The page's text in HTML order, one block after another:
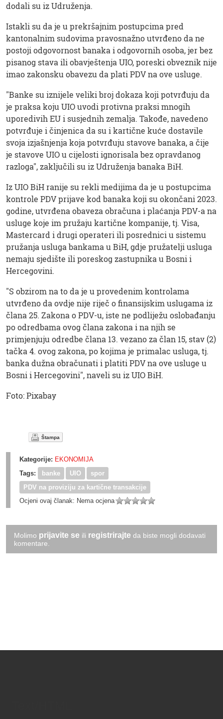
dodali su iz Udruženja.
Istakli su da je u prekršajnim postupcima pred
kantonalnim sudovima pravosnažno utvrđeno da ne
postoji odgovornost banaka i odgovornih osoba, jer bez
pisanog stava ili obavještenja UIO, poreski obveznik nije
imao zakonsku obavezu da plati PDV na ove usluge.
"Banke su iznijele veliki broj dokaza koji potvrđuju da
je praksa koju UIO uvodi protivna praksi mnogih
uporedivih EU i susjednih zemalja. Takođe, navedeno
potvrđuje i činjenica da su i kartične kuće dostavile
svoja izjašnjenja koja potvrđuju stavove banaka, a čije
je stavove UIO u cijelosti ignorisala bez opravdanog
razloga", zaključili su iz Udruženja banaka BiH.
Iz UIO BiH ranije su rekli medijima da je u postupcima
kontrole PDV prijave kod banaka koji su okončani 2023.
godine, utvrđena obaveza obračuna i plaćanja PDV-a na
usluge koje im pružaju kartične kompanije, tj. Visa,
Mastercard i drugi operateri ili posrednici u sistemu
pružanja usluga bankama u BiH, gdje pružatelji usluga
nemaju sjedište ili poreskog zastupnika u Bosni i
Hercegovini.
"S obzirom na to da je u provedenim kontrolama
utvrđeno da ovdje nije riječ o finansijskim uslugama iz
člana 25. Zakona o PDV-u, iste ne podliježu oslobađanju
po odredbama ovog člana zakona i na njih se
primjenjuju odredbe člana 13. vezano za član 15, stav (2)
tačka 4. ovog zakona, po kojima je primalac usluga, tj.
banka dužna obračunati i platiti PDV na ove usluge u
Bosni i Hercegovini", naveli su iz UIO BiH.
Foto: Pixabay
Štampa
Kategorije: EKONOMIJA
Tags:
banke UIO
spor
PDV na proviziju za kartične transakcije
Ocjeni ovaj članak: Nema ocjena
Molimo prijavite se ili registrirajte da biste mogli dodavati
komentare.